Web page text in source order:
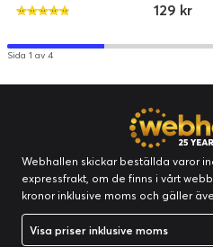
129 kr
Sida 1 av 4
Webhallen skickar beställda varor
expressfrakt, om de finns i vårt
kronor inklusive moms och gäller
Visa priser inklusive moms